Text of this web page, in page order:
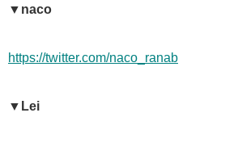
▼naco
https://twitter.com/naco_ranab
▼Lei